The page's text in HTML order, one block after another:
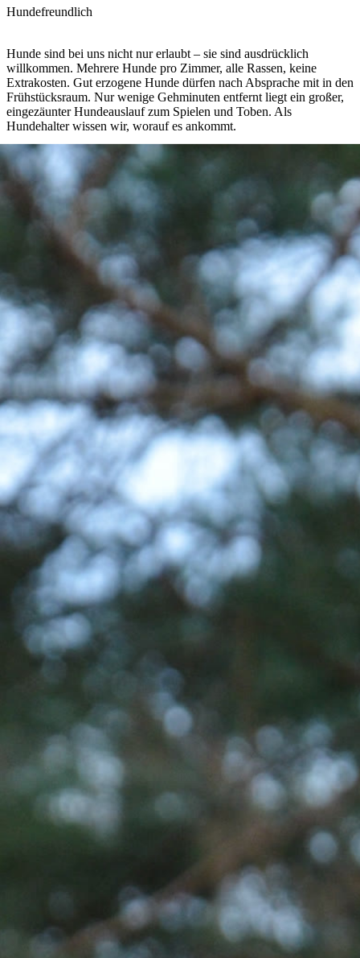
Hundefreundlich
Hunde sind bei uns nicht nur erlaubt – sie sind ausdrücklich
willkommen. Mehrere Hunde pro Zimmer, alle Rassen, keine
Extrakosten. Gut erzogene Hunde dürfen nach Absprache mit in den
Frühstücksraum. Nur wenige Gehminuten entfernt liegt ein großer,
eingezäunter Hundeauslauf zum Spielen und Toben. Als
Hundehalter wissen wir, worauf es ankommt.
Eure vierbeinigen Begleiter übernachten bei uns selbstverständlich
kostenlos – ohne Begrenzung der Anzahl.
Zum Schutz der Umwelt werden Zimmer und Bäder standardmäßig
alle zwei Tage gereinigt – auf Wunsch auch häufiger. Aus Gründen
der Müllvermeidung befinden sich in den Zimmern bewusst keine
Einweg-Hygieneartikel. Neben Handseife steht bei Bedarf ein
kleiner Vorrat an Pflegeprodukten zur Verfügung. So schonen wir
Ressourcen und gewährleisten gleichzeitig einen komfortablen
Aufenthalt.